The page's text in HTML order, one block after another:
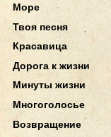
Море
Твоя песня
Красавица
Дорога к жизни
Минуты жизни
Многоголосье
Возвращение